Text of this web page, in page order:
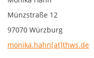
Münzstraße 12
97070 Würzburg
monika.hahn[at]thws.de